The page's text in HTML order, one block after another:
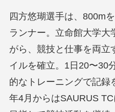
四方悠瑚選手は、800m
ランナー。立命館大学大
がら、競技と仕事を両立
イルを確立。1日20〜30
的なトレーニングで記録
年4月からはSAURUS